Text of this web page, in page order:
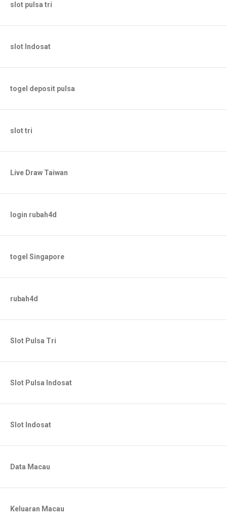
slot pulsa tri
slot Indosat
togel deposit pulsa
slot tri
Live Draw Taiwan
login rubah4d
togel Singapore
rubah4d
Slot Pulsa Tri
Slot Pulsa Indosat
Slot Indosat
Data Macau
Keluaran Macau